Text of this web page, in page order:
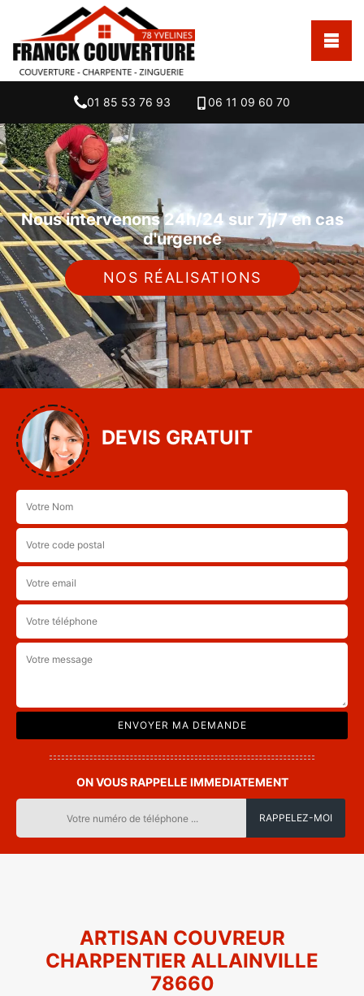
01 85 53 76 93 06 11 09 60 70
Nous intervenons 24h/24 sur 7j/7 en cas
d'urgence
NOS RÉALISATIONS
DEVIS GRATUIT
ON VOUS RAPPELLE IMMEDIATEMENT
ARTISAN COUVREUR
CHARPENTIER ALLAINVILLE
78660